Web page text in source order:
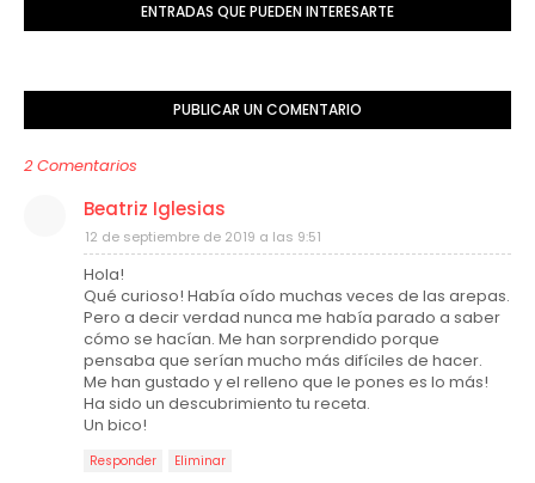
ENTRADAS QUE PUEDEN INTERESARTE
PUBLICAR UN COMENTARIO
2 Comentarios
Beatriz Iglesias
12 de septiembre de 2019 a las 9:51
Hola!
Qué curioso! Había oído muchas veces de las arepas.
Pero a decir verdad nunca me había parado a saber
cómo se hacían. Me han sorprendido porque
pensaba que serían mucho más difíciles de hacer.
Me han gustado y el relleno que le pones es lo más!
Ha sido un descubrimiento tu receta.
Un bico!
Responder Eliminar